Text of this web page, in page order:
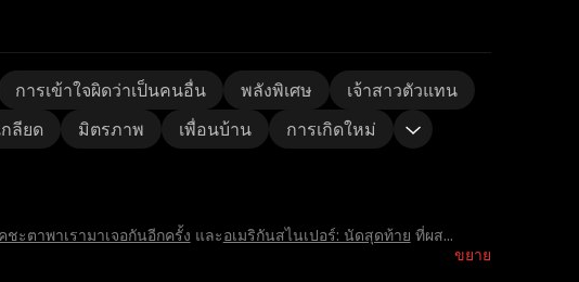
การเข้าใจผิดว่าเป็นคนอื่น พลังพิเศษ
เจ้าสาวตัวแทน
ลียด มิตรภาพ เพื่อนบ้าน การเกิดใหม่
ขยาย
ชะตาพาเรามาเจอกันอีกครั้ง และอเมริกันสไนเปอร์: นัดสุดท้าย ที่ผส...